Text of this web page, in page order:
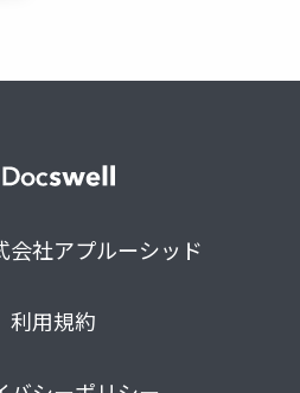
会社アプルーシッド
利用規約